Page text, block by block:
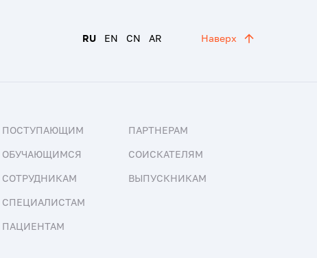
RU EN CN AR Наверх
ПОСТУПАЮЩИМ
ОБУЧАЮЩИМСЯ
СОТРУДНИКАМ
СПЕЦИАЛИСТАМ
ПАЦИЕНТАМ
ПАРТНЕРАМ
СОИСКАТЕЛЯМ
ВЫПУСКНИКАМ